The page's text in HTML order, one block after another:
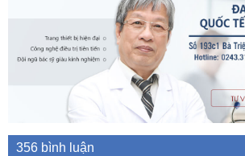
356 bình luận